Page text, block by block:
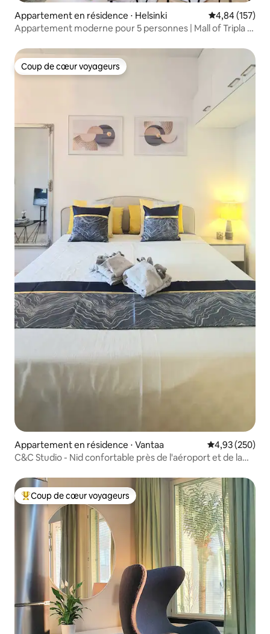
Appartement en résidence ⋅ Helsinki Évaluation
4,84 (157)
Appartement moderne pour 5 personnes | Mall of Tripla |
Coup de cœur voyageurs
Coup de cœur voyageurs
Appartement en résidence ⋅ Vantaa Évaluation
4,93 (250)
C&C Studio - Nid confortable près de l'aéroport et de la
Coups de cœur voyageurs les plus appréciés
Coup de cœur voyageurs